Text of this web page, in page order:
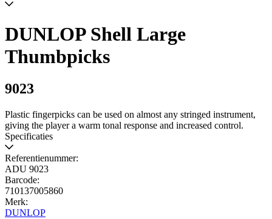
DUNLOP Shell Large
Thumbpicks
9023
Plastic fingerpicks can be used on almost any stringed instrument,
giving the player a warm tonal response and increased control.
Specificaties
Referentienummer:
ADU 9023
Barcode:
710137005860
Merk:
DUNLOP